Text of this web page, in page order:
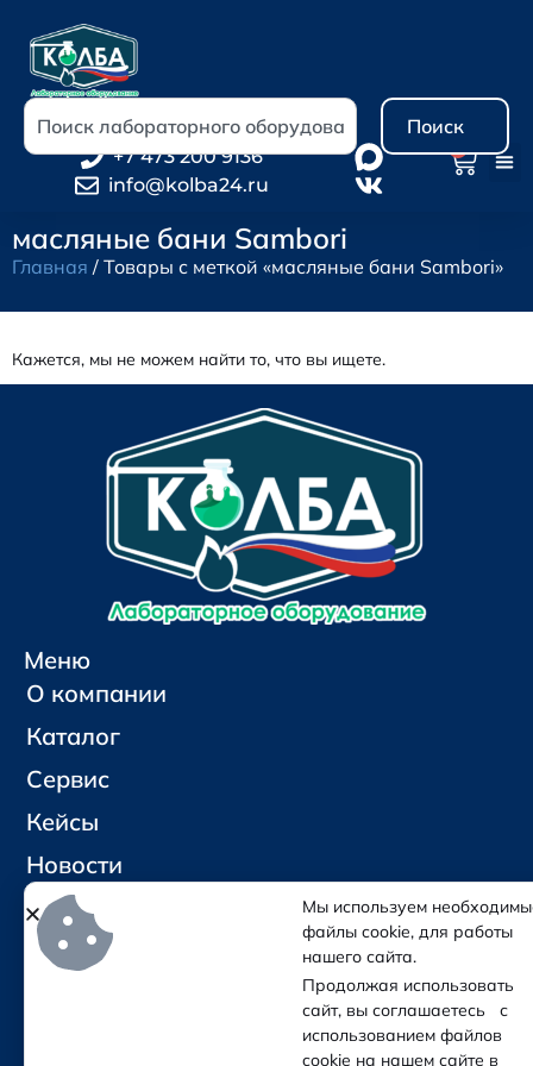
Поиск
+7 473 200 9136
info@kolba24.ru
масляные бани Sambori
Главная / Товары с меткой «масляные бани Sambori»
Кажется, мы не можем найти то, что вы ищете.
Меню
О компании
Каталог
Сервис
Кейсы
Новости
Контакты
Социальные сети и контакты
Мы используем
файлы cookie, для работы
нашего сайта.
Продолжая использовать
сайт, вы соглашаетесь с
использованием файлов
cookie на нашем сайте в